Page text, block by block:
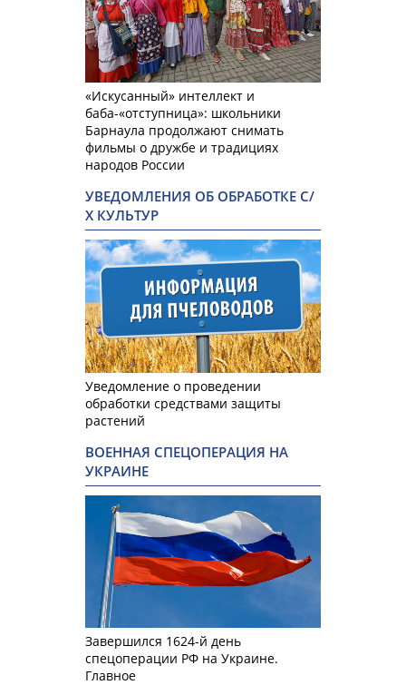
«Искусанный» интеллект и
баба-«отступница»: школьники
Барнаула продолжают снимать
фильмы о дружбе и традициях
народов России
УВЕДОМЛЕНИЯ ОБ ОБРАБОТКЕ С/
Х КУЛЬТУР
Уведомление о проведении
обработки средствами защиты
растений
ВОЕННАЯ СПЕЦОПЕРАЦИЯ НА
УКРАИНЕ
Завершился 1624-й день
спецоперации РФ на Украине.
Главное